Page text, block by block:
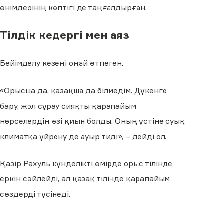
өнімдерінің көптігі де таңғалдырған.
Тілдік кедергі мен аяз
Бейімделу кезеңі оңай өтпеген.
«Орысша да, қазақша да білмедім. Дүкенге
бару, жол сұрау сияқты қарапайым
нәрселердің өзі қиын болды. Оның үстіне суық
климатқа үйрену де ауыр тиді», – дейді ол.
Қазір Рахуль күнделікті өмірде орыс тілінде
еркін сөйлейді, ал қазақ тілінде қарапайым
сөздерді түсінеді.